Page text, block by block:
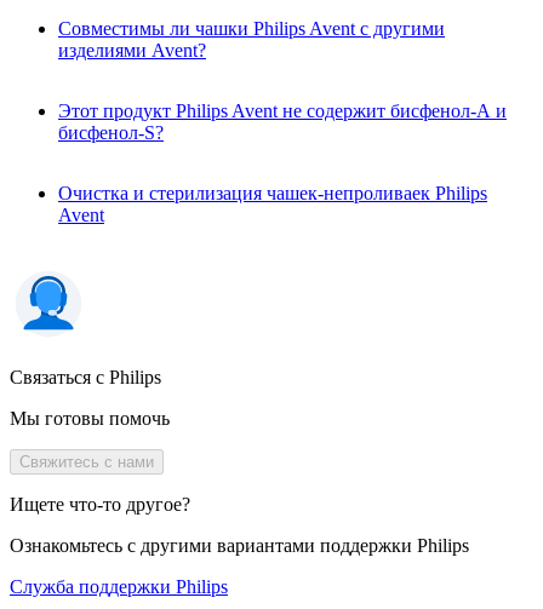
Совместимы ли чашки Philips Avent с другими
изделиями Avent?
Этот продукт Philips Avent не содержит бисфенол-А и
бисфенол-S?
Очистка и стерилизация чашек-непроливаек Philips
Avent
Связаться с Philips
Мы готовы помочь
Свяжитесь с нами
Ищете что-то другое?
Ознакомьтесь с другими вариантами поддержки Philips
Служба поддержки Philips